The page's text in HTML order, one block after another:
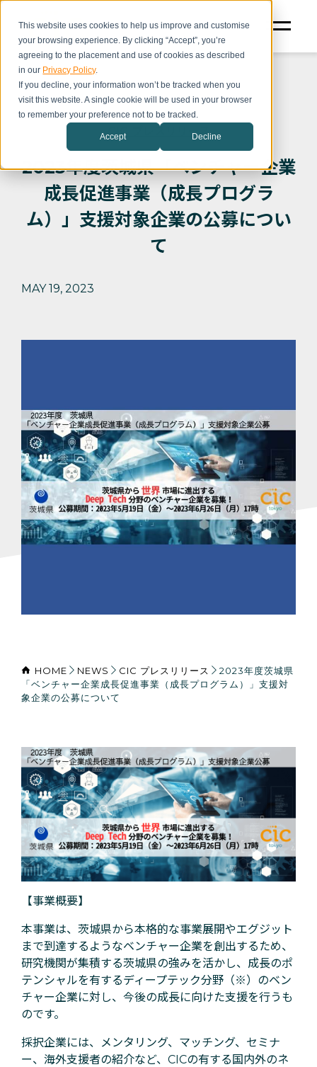
This website uses cookies to help us improve and customise
your browsing experience. By clicking “Accept”, you’re
agreeing to the placement and use of cookies as described
in our Privacy Policy.
If you decline, your information won’t be tracked when you
visit this website. A single cookie will be used in your browser
to remember your preference not to be tracked.
Accept Decline
CIC プレスリリース
2023年度茨城県「ベンチャー企業
成長促進事業（成長プログラ
ム）」支援対象企業の公募につい
て
MAY 19, 2023
HOME NEWS CIC プレスリリース
2023年度茨城県
「ベンチャー企業成長促進事業（成長プログラム）」支援対
象企業の公募について
【事業概要】
本事業は、茨城県から本格的な事業展開やエグジット
まで到達するようなベンチャー企業を創出するため、
研究機関が集積する茨城県の強みを活かし、成長のポ
テンシャルを有するディープテック分野（※）のベン
チャー企業に対し、今後の成長に向けた支援を行うも
のです。
採択企業には、メンタリング、マッチング、セミナ
ー、海外支援者の紹介など、CICの有する国内外のネ